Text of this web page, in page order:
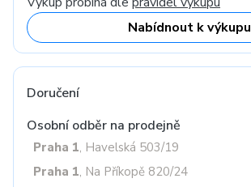
Nabídnout k výkupu
Doručení
Osobní odběr na prodejně
Praha 1, Havelská 503/19
Praha 1, Na Příkopě 820/24